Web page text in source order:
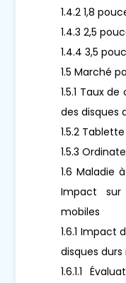
1.4.2 1,8
1.4.3 2,5
1.4.4 3,5
1.5 Marché
1.5.1 Taux
des disques
1.5.2 Tablette
1.5.3
1.6 Maladie
Impact sur
mobiles
1.6.1 Impact
disques
1.6.1.1